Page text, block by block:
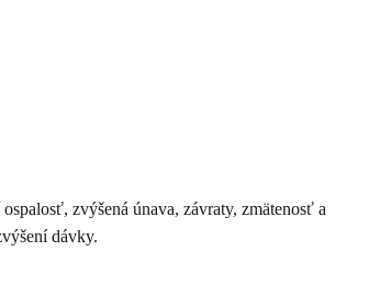
zvýšená únava, závraty, zmätenosť a
dávky.